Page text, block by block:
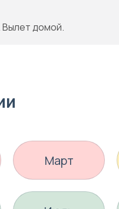
Вылет домой.
Март